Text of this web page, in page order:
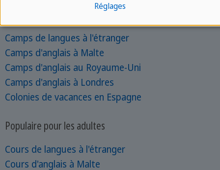
Camps de langues à l'étranger
Camps d'anglais à Malte
Camps d'anglais au Royaume-Uni
Camps d'anglais à Londres
Colonies de vacances en Espagne
Populaire pour les adultes
Cours de langues à l'étranger
Cours d'anglais à Malte
Réglages